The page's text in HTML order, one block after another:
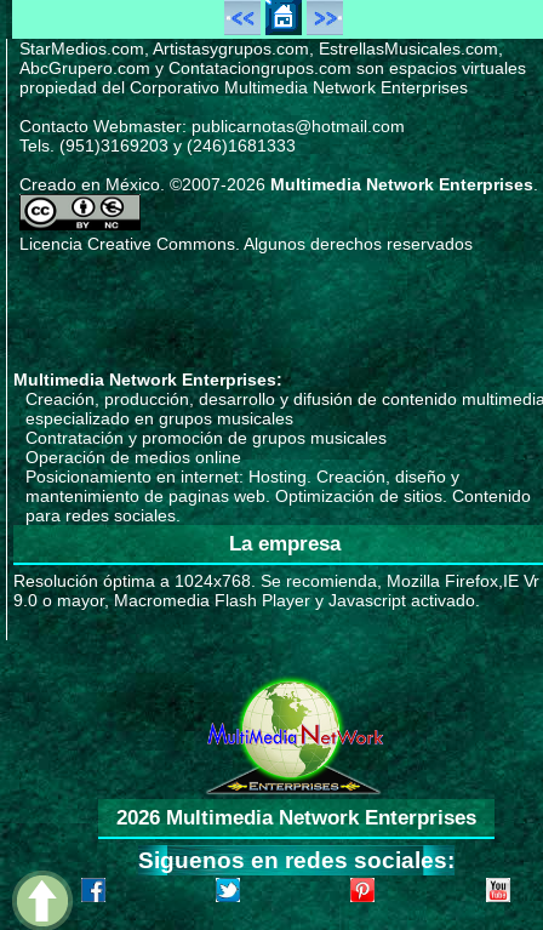
StarMedios.com, Artistasygrupos.com, EstrellasMusicales.com,
AbcGrupero.com y Contataciongrupos.com son espacios virtuales
propiedad del Corporativo Multimedia Network Enterprises
Contacto Webmaster: publicarnotas@hotmail.com
Tels. (951)3169203 y (246)1681333
Creado en México. ©2007-2026Multimedia Network Enterprises.
Licencia Creative Commons. Algunos derechos reservados
Multimedia Network Enterprises:
Creación, producción, desarrollo y difusión de contenido
especializado en grupos musicales
Contratación y promoción de grupos musicales
Operación de medios online
Posicionamiento en internet: Hosting. Creación, diseño y
mantenimiento de paginas web. Optimización de sitios. Contenido
para redes sociales.
La empresa
Resolución óptima a 1024x768. Se recomienda, Mozilla Firefox,IE Vr
9.0 o mayor, Macromedia Flash Player y Javascript activado.
2026 Multimedia Network Enterprises
Siguenos en redes sociales: